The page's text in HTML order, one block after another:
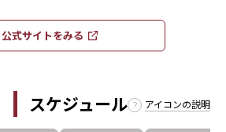
公式サイトをみる​​
スケジュール アイコンの説明